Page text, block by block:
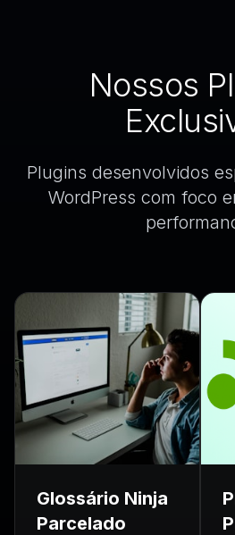
Nossos
Plugins desenvolvidos
WordPress com foco
Glossário Ninja
Parcelado